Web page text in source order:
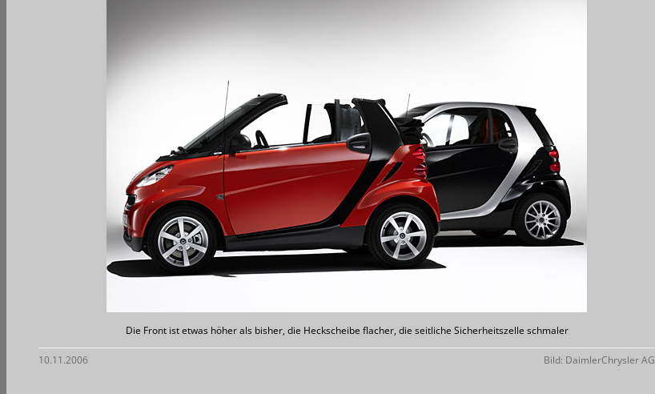
Die Front ist etwas höher als bisher, die Heckscheibe flacher, die seitliche Sicherheitszelle schmaler
10.11.2006 Bild: DaimlerChrysler AG